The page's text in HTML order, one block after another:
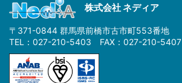
株式会社 ネディア
〒371-0844 群馬県前橋市古市町553番地
TEL：027-210-5403 FAX：027-210-5407